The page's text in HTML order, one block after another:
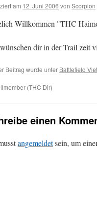
am 12. Juni 2006 von Scorpion
Willkommen "THC
dir in der Trail zeit
Beitrag wurde unter Battlefield
(THC Dir)
einen
angemeldetsein, um